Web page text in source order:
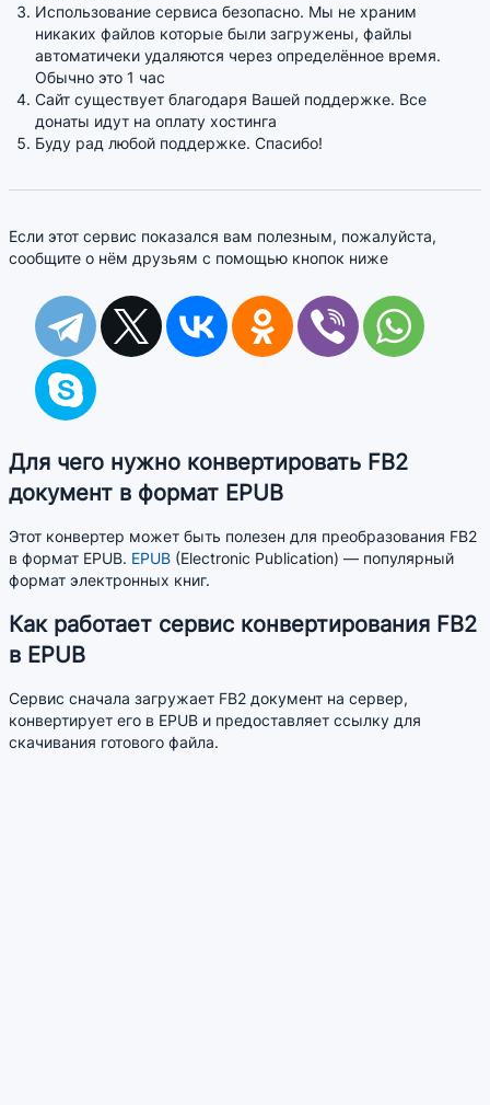
Использование сервиса безопасно. Мы не храним
никаких файлов которые были загружены, файлы
автоматичеки удаляются через определённое время.
Обычно это 1 час
Сайт существует благодаря Вашей поддержке. Все
донаты идут на оплату хостинга
Буду рад любой поддержке. Спасибо!
Если этот сервис показался вам полезным, пожалуйста,
сообщите о нём друзьям с помощью кнопок ниже
Для чего нужно конвертировать FB2
документ в формат EPUB
Этот конвертер может быть полезен для преобразования FB2
в формат EPUB. EPUB (Electronic Publication) — популярный
формат электронных книг.
Как работает сервис конвертирования FB2
в EPUB
Сервис сначала загружает FB2 документ на сервер,
конвертирует его в EPUB и предоставляет ссылку для
скачивания готового файла.